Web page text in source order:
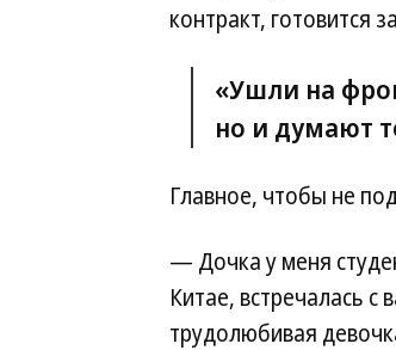
контракт, готовится
«Ушли на
но и думают
Главное, чтобы не
— Дочка у меня
Китае, встречалась
трудолюбивая